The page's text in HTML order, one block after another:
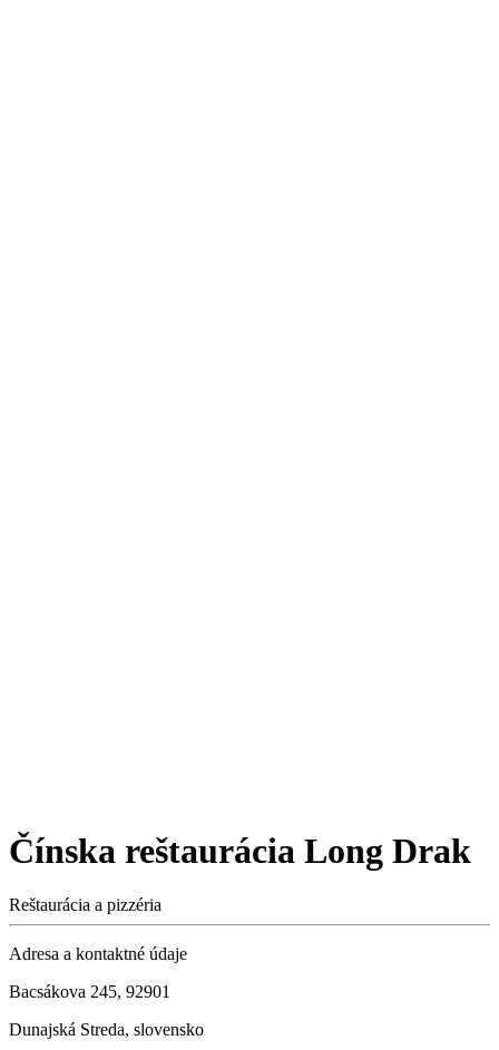
Čínska reštaurácia Long Drak
Reštaurácia a pizzéria
Adresa a kontaktné údaje
Bacsákova 245, 92901
Dunajská Streda, slovensko